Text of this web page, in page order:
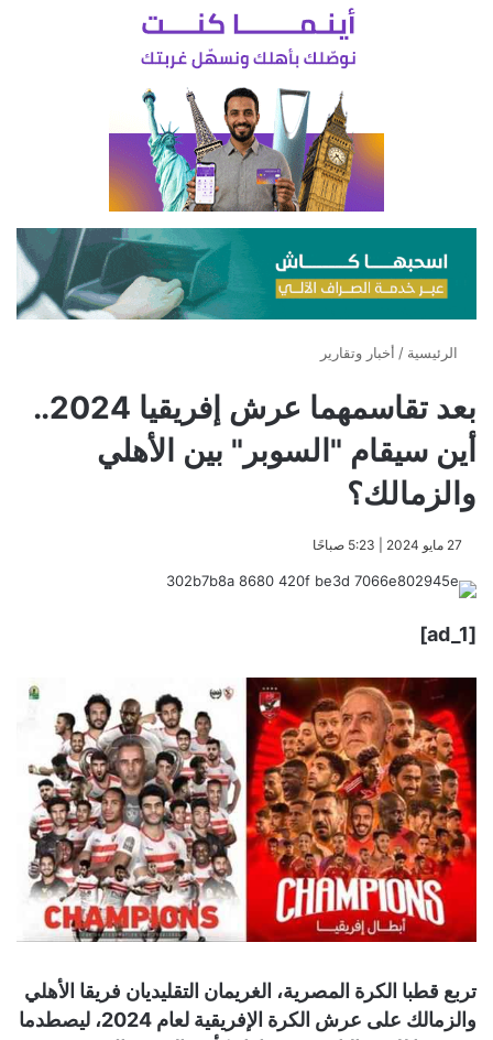
الرئيسية / أخبار وتقارير
بعد تقاسمهما عرش إفريقيا 2024..
أين سيقام "السوبر" بين الأهلي
والزمالك؟
​27 مايو 2024 | 5:23 صباحًا
[ad_1]
تربع قطبا الكرة المصرية، الغريمان التقليديان فريقا الأهلي
والزمالك على عرش الكرة الإفريقية لعام 2024، ليصطدما